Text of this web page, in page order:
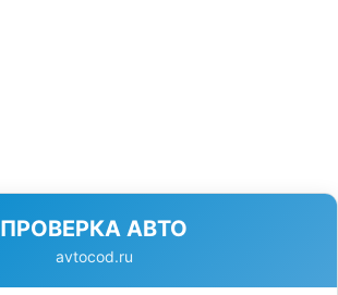
ПРОВЕРКА АВТО
avtocod.ru